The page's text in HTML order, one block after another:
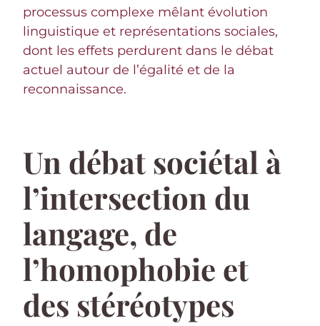
processus complexe mêlant évolution
linguistique et représentations sociales,
dont les effets perdurent dans le débat
actuel autour de l’égalité et de la
reconnaissance.
Un débat sociétal à
l’intersection du
langage, de
l’homophobie et
des stéréotypes